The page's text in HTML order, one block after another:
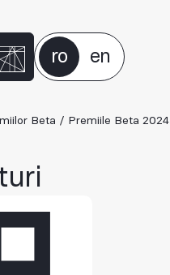
ro en
Beta / Premiile Beta 2024